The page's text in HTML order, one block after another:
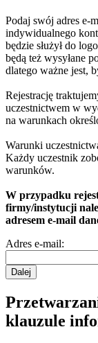
Podaj swój adres e-
indywidualnego
będzie służył do
będą też wysyłane
dlatego ważne jest,
Rejestrację
uczestnictwem w
na warunkach
Warunki
Każdy uczestnik
warunków.
W przypadku
firmy/instytucji
adresem e-mail
Adres e-mail:
Dalej
klauzule